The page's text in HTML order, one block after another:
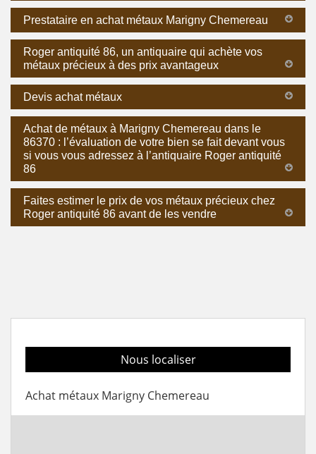
Prestataire en achat métaux Marigny Chemereau
Roger antiquité 86, un antiquaire qui achète vos
métaux précieux à des prix avantageux
Devis achat métaux
Achat de métaux à Marigny Chemereau dans le
86370 : l’évaluation de votre bien se fait devant vous
si vous vous adressez à l’antiquaire Roger antiquité
86
Faites estimer le prix de vos métaux précieux chez
Roger antiquité 86 avant de les vendre
Nous localiser
Achat métaux Marigny Chemereau